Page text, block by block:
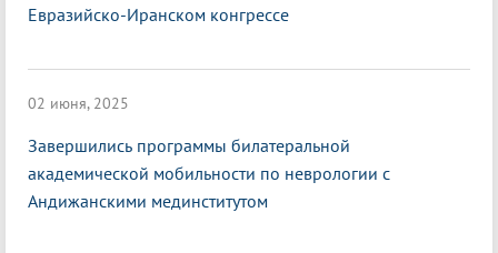
Евразийско-Иранском конгрессе
02 июня, 2025
Завершились программы билатеральной
академической мобильности по неврологии с
Андижанскими мединститутом